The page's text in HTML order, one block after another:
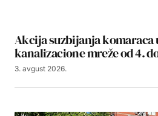
Akcija suzbijanja komaraca
kanalizacione mreže od 4.
3. avgust 2026.